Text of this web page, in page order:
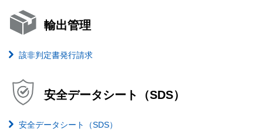
輸出管理
該非判定書発行請求
安全データシート（SDS）
安全データシート（SDS）